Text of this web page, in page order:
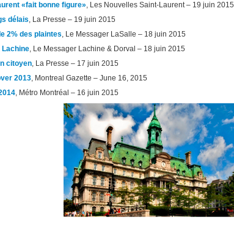
«fait bonne figure», Les Nouvelles Saint-Laurent – 19 juin 2015
délais, La Presse – 19 juin 2015
2% des plaintes, Le Messager LaSalle – 18 juin 2015
Lachine, Le Messager Lachine & Dorval – 18 juin 2015
citoyen, La Presse – 17 juin 2015
2013, Montreal Gazette – June 16, 2015
, Métro Montréal – 16 juin 2015